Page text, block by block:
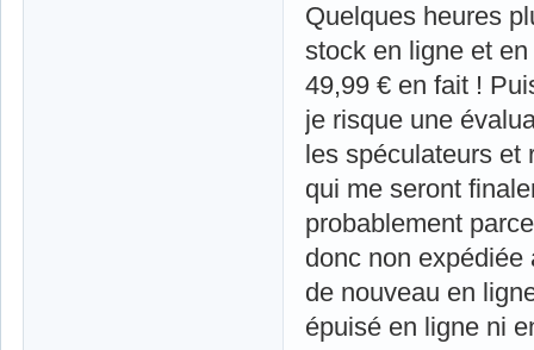
Quelques heures
stock en ligne et
49,99 € en fait !
je risque une
les spéculateurs
qui me seront
probablement
donc non
de nouveau en
épuisé en ligne ni